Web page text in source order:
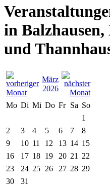
in
und
März
2026
Mo Di Mi Do Fr Sa So
1
2
3 4 5 6 7
8
9
10 11 12 13 14 15
16
17 18 19 20 21
22
23
24 25 26 27 28 29
30
31